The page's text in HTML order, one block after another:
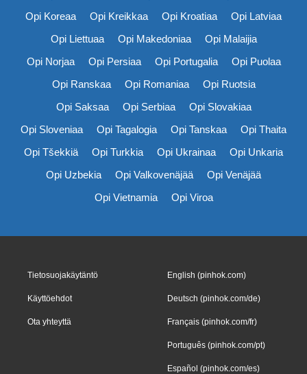
Opi Koreaa
Opi Kreikkaa Opi Kroatiaa
Opi Latviaa
Opi Liettuaa
Opi Makedoniaa
Opi Malaijia
Opi Norjaa
Opi Persiaa Opi Portugalia
Opi Puolaa
Opi Ranskaa
Opi Romaniaa
Opi Ruotsia
Opi Saksaa
Opi Serbiaa
Opi Slovakiaa
Opi Sloveniaa
Opi Tagalogia Opi Tanskaa
Opi Thaita
Opi Tšekkiä
Opi Turkkia Opi Ukrainaa
Opi Unkaria
Opi Uzbekia
Opi Valkovenäjää
Opi Venäjää
Opi Vietnamia
Opi Viroa
Tietosuojakäytäntö
Käyttöehdot
Ota yhteyttä
English (pinhok.com)
Deutsch (pinhok.com/de)
Français (pinhok.com/fr)
Português (pinhok.com/pt)
Español (pinhok.com/es)